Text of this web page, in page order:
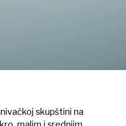
skupštini na